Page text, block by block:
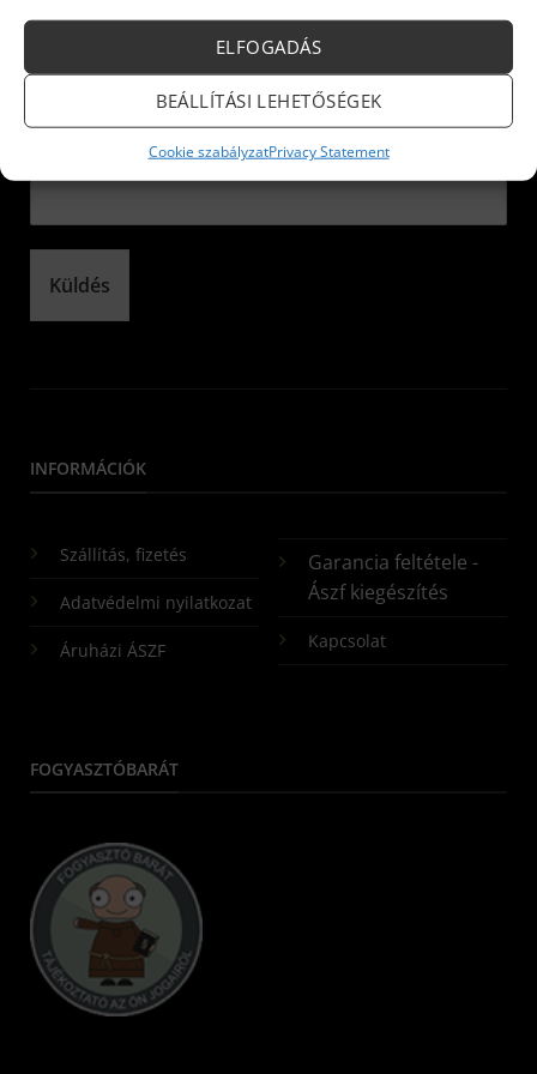
ELFOGADÁS
BEÁLLÍTÁSI LEHETŐSÉGEK
Cookie szabályzatPrivacy Statement
Küldés
INFORMÁCIÓK
Szállítás, fizetés
Adatvédelmi nyilatkozat
Áruházi ÁSZF
Garancia feltétele -
Ászf kiegészítés
Kapcsolat
FOGYASZTÓBARÁT